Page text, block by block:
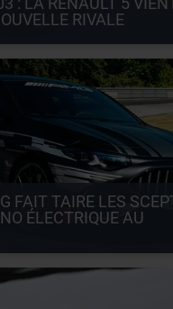
RIVALE
FAIT TAIRE LES
ÉLECTRIQUE AU